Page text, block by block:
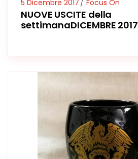
5 Dicembre 2017 Focus On
NUOVE USCITE della
settimanaDICEMBRE 2017